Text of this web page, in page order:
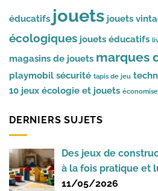
éducatifs jouets jouets
écologiques jouets éducatifs
magasins de jouets marques
playmobil sécurité tapis de jeu
10 jeux écologie et jouets
DERNIERS SUJETS
Des jeux de
à la fois pratique et
11/05/2026